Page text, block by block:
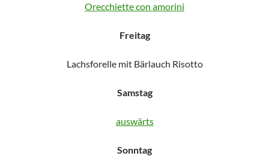
Orecchiette con amorini
Freitag
Lachsforelle mit Bärlauch Risotto
Samstag
auswärts
Sonntag